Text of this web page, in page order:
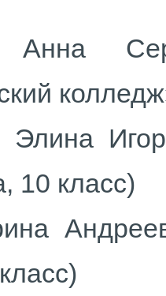
Анна
Элина
10 класс)